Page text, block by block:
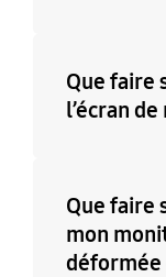
Que faire
l’écran
Que faire
mon
déformée